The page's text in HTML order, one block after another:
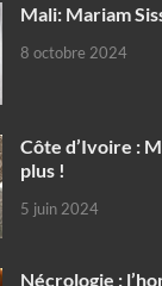
Mali: Mariam
8 octobre 2024
Côte d’Ivoire :
plus !
5 juin 2024
Nécrologie :